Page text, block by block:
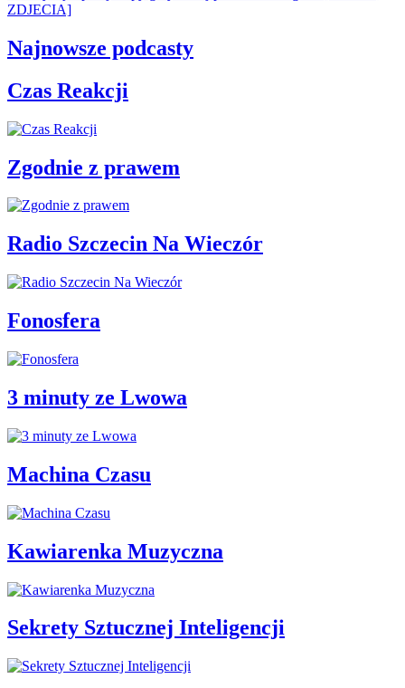
ZDJECIA]
Najnowsze podcasty
Czas Reakcji
Zgodnie z prawem
Radio Szczecin Na Wieczór
Fonosfera
3 minuty ze Lwowa
Machina Czasu
Kawiarenka Muzyczna
Sekrety Sztucznej Inteligencji